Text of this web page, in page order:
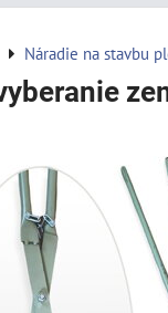
Náradie na stavbu